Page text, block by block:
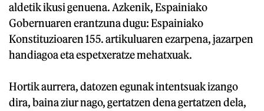
aldetik ikusi genuena. Azkenik, Espainiako
Gobernuaren erantzuna dugu: Espainiako
Konstituzioaren 155. artikuluaren ezarpena, jazarpen
handiagoa eta espetxeratze mehatxuak.
Hortik aurrera, datozen egunak intentsuak izango
dira, baina ziur nago, gertatzen dena gertatzen dela,